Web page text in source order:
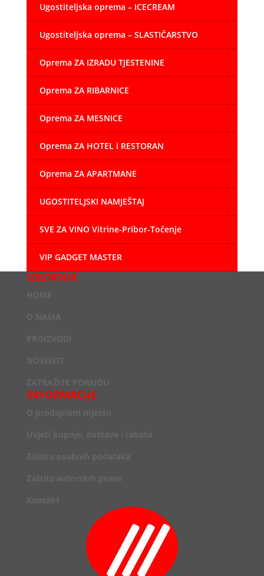
Ugostiteljska oprema – ICECREAM
Ugostiteljska oprema – SLASTIČARSTVO
Oprema ZA IZRADU TJESTENINE
Oprema ZA RIBARNICE
Oprema ZA MESNICE
Oprema ZA HOTEL i RESTORAN
Oprema ZA APARTMANE
UGOSTITELJSKI NAMJEŠTAJ
SVE ZA VINO Vitrine-Pribor-Točenje
VIP GADGET MASTER
IZBORNIK
INFORMACIJE